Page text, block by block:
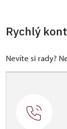
Rychlý
Nevíte si rady?